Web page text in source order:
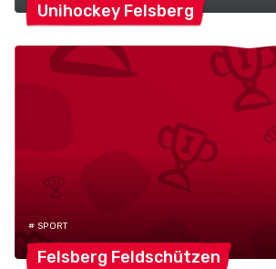
Unihockey Felsberg
# SPORT
Felsberg Feldschützen